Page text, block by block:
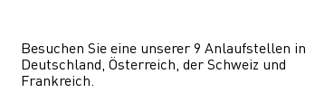
Besuchen Sie eine unserer 9 Anlaufstellen in
Deutschland, Österreich, der Schweiz und
Frankreich.